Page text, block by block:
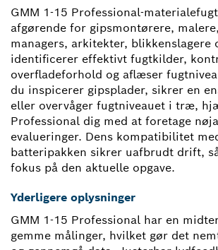
GMM 1-15 Professional-
afgørende for gipsmontørere,
managers, arkitekter, blikkenslagere
identificerer effektivt fugtkilder,
overfladeforhold og aflæser
du inspicerer gipsplader, sikrer en
eller overvåger fugtniveauet i træ,
Professional dig med at foretage
evalueringer. Dens kompatibilitet
batteripakken sikrer uafbrudt drift,
fokus på den aktuelle opgave.
Yderligere oplysninger
GMM 1-15 Professional har en
gemme målinger, hvilket gør det